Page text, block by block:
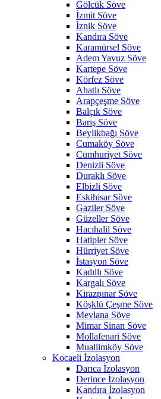
Gölcük Söve
İzmit Söve
İznik Söve
Kandıra Söve
Karamürsel Söve
Adem Yavuz Söve
Kartepe Söve
Körfez Söve
Ahatlı Söve
Arapçeşme Söve
Balçık Söve
Barış Söve
Beylikbağı Söve
Cumaköy Söve
Cumhuriyet Söve
Denizli Söve
Duraklı Söve
Elbizli Söve
Eskihisar Söve
Gaziler Söve
Güzeller Söve
Hacıhalil Söve
Hatipler Söve
Hürriyet Söve
İstasyon Söve
Kadıllı Söve
Kargalı Söve
Kirazpınar Söve
Köşklü Çeşme Söve
Mevlana Söve
Mimar Sinan Söve
Mollafenari Söve
Muallimköy Söve
Kocaeli İzolasyon
Darıca İzolasyon
Derince İzolasyon
Kandıra İzolasyon